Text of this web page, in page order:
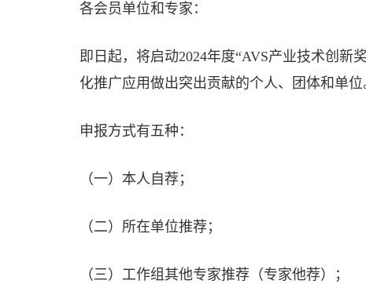
各会员单位和专家：
即日起，将启动2024年度“AVS产业技术创新
化推广应用做出突出贡献的个人、团体和单
申报方式有五种：
（一）本人自荐；
（二）所在单位推荐；
（三）工作组其他专家推荐（专家他荐）；